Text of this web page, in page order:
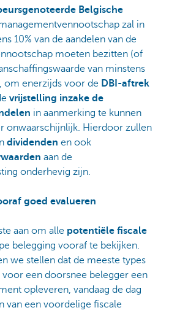
Belgische
zal in
10% van de aandelen van de
moeten bezitten (of
van minstens
enerzijds voor de DBI-aftrek
vrijstelling inzake de
in aanmerking te kunnen
onwaarschijnlijk. Hierdoor zullen
dividenden en ook
aan de
onderhevig zijn.
goed evalueren
aan om alle potentiële fiscale
belegging vooraf te bekijken.
we stellen dat de meeste types
een doorsnee belegger een
opleveren, vandaag de dag
van een voordelige fiscale